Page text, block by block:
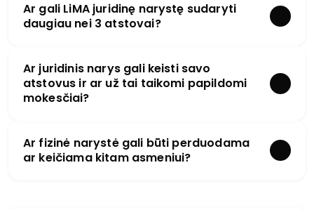
Ar gali LiMA juridinę narystę sudaryti
daugiau nei 3 atstovai?
Ar juridinis narys gali keisti savo
atstovus ir ar už tai taikomi papildomi
mokesčiai?
Ar fizinė narystė gali būti perduodama
ar keičiama kitam asmeniui?